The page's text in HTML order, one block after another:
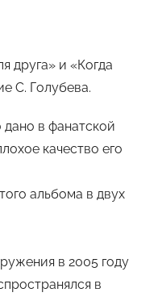
друга» и «Когда
С. Голубева.
в фанатской
качество его
альбома в двух
в 2005 году
в